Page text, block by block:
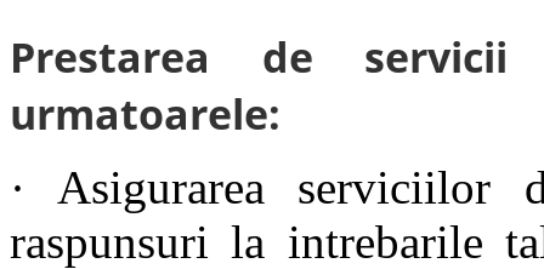
Prestarea de
urmatoarele:
· Asigurarea serviciilor
raspunsuri la intrebarile